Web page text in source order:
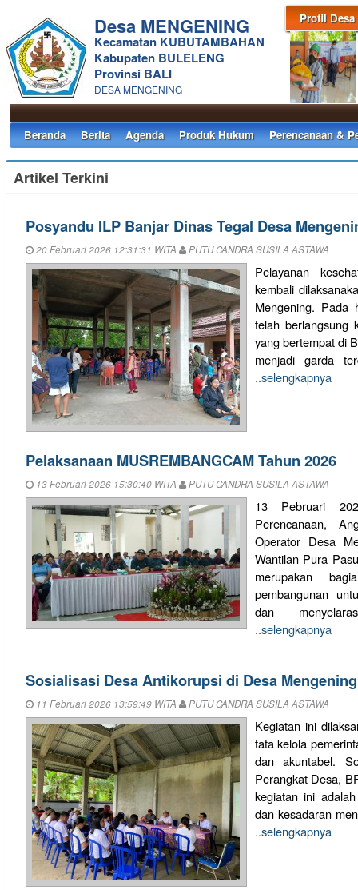
Profil Desa
Desa MENGENING
Kecamatan KUBUTAMBAHAN
Kabupaten BULELENG
Provinsi BALI
DESA MENGENING
Beranda Berita Agenda Produk Hukum Perencanaan &
Artikel Terkini
Posyandu ILP Banjar Dinas Tegal Desa
20 Februari 2026 12:31:31 WITA PUTU CANDRA SUSILA ASTAWA
Pelayanan
kembali
Mengening.
telah berlangsung
yang bertempat di
menjadi garda
..selengkapnya
Pelaksanaan MUSREMBANGCAM Tahun 2026
13 Februari 2026 15:30:40 WITA PUTU CANDRA SUSILA ASTAWA
13 Pebruari
Perencanaan,
Operator Desa
Wantilan Pura
merupakan
pembangunan
dan
..selengkapnya
Sosialisasi Desa Antikorupsi di Desa Mengening
11 Februari 2026 13:59:49 WITA PUTU CANDRA SUSILA ASTAWA
Kegiatan ini
tata kelola
dan akuntabel.
Perangkat Desa,
kegiatan ini
dan kesadaran
..selengkapnya